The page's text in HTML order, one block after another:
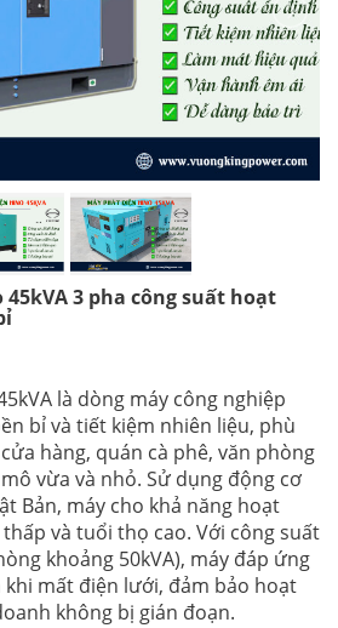
3 pha công suất hoạt
là dòng máy công nghiệp
bỉ và tiết kiệm nhiên liệu, phù
hàng, quán cà phê, văn phòng
vừa và nhỏ. Sử dụng động cơ
Bản, máy cho khả năng hoạt
và tuổi thọ cao. Với công suất
khoảng 50kVA), máy đáp ứng
mất điện lưới, đảm bảo hoạt
không bị gián đoạn.